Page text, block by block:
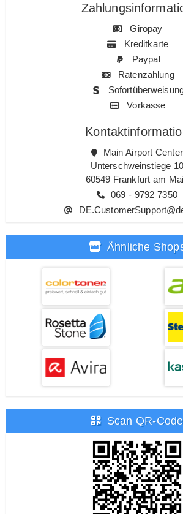
Giropay
Kreditkarte
Paypal
Ratenzahlung
Vorkasse
Main Airport Center
Unterschweinstiege 10
60549 Frankfurt am
069 - 9792 7350
Ähnliche
Scan QR-Code